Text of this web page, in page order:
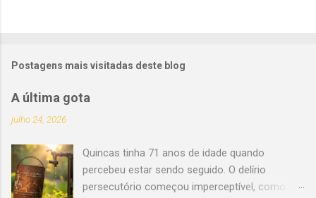
Postagens mais visitadas deste blog
A última gota
julho 24, 2026
Quincas tinha 71 anos de idade quando
percebeu estar sendo seguido. O delírio
persecutório começou imperceptível, como